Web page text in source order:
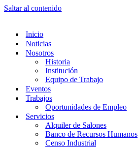
Saltar al contenido
Inicio
Noticias
Nosotros
Historia
Institución
Equipo de Trabajo
Eventos
Trabajos
Oportunidades de Empleo
Servicios
Alquiler de Salones
Banco de Recursos Humanos
Censo Industrial